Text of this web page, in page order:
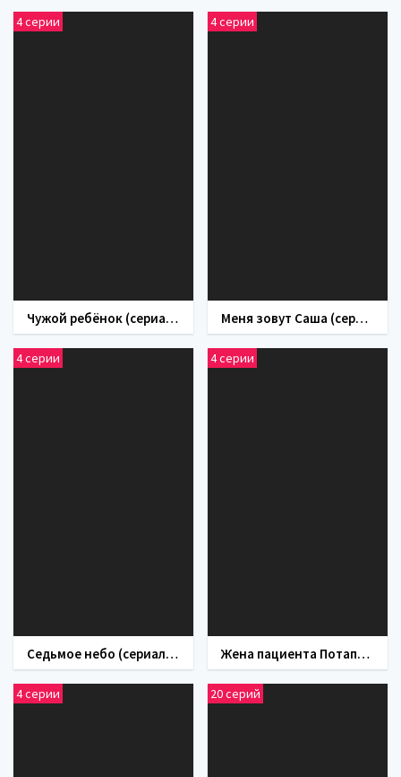
4 серии
Чужой ребёнок (сериал 2020)
4 серии
Меня зовут Саша (сериал 2019)
4 серии
Седьмое небо (сериал 2024)
4 серии
Жена пациента Потапова (сериал 2024)
4 серии 20 серий